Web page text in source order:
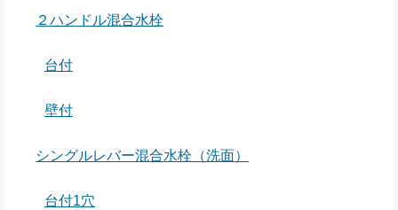
２ハンドル混合水栓
台付
壁付
シングルレバー混合水栓（洗面）
台付1穴